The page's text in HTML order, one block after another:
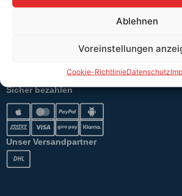
Ablehnen
Voreinstellungen
Cookie-RichtlinieDatenschutz
Rücknahmen & Gewährleistung
Sicher bezahlen
Unser Versandpartner